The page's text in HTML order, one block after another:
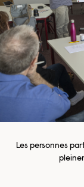
Les personnes